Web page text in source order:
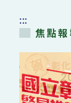
:::
焦點報